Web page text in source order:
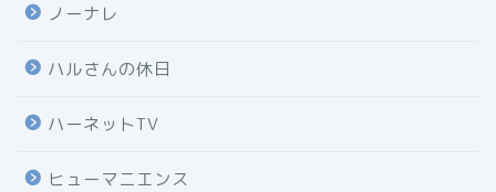
ノーナレ
ハルさんの休日
ハーネットTV
ヒューマニエンス